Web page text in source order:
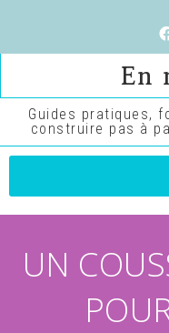
En
Guides pratiques,
construire pas à
UN